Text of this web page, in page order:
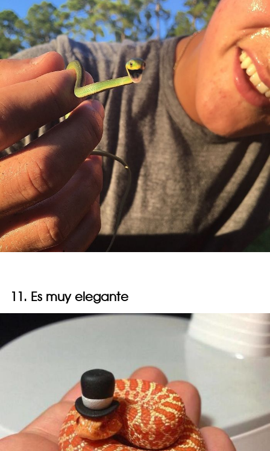
11. Es muy elegante